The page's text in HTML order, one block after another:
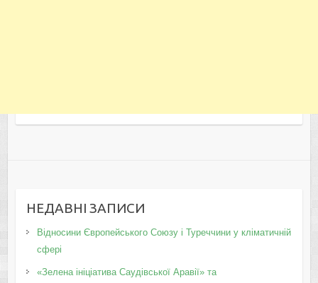
НЕДАВНІ ЗАПИСИ
Відносини Європейського Союзу і Туреччини у кліматичній
сфері
«Зелена ініціатива Саудівської Аравії» та